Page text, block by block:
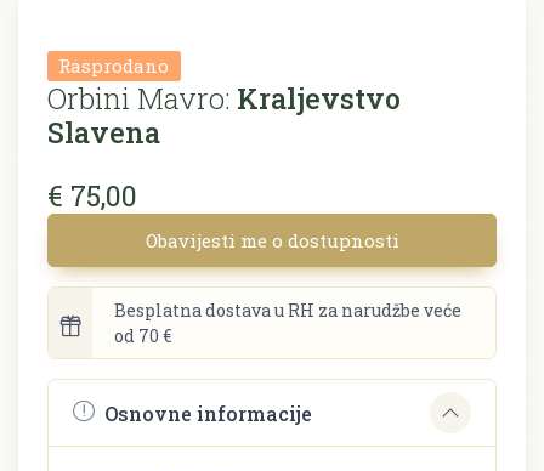
Rasprodano
Orbini Mavro: Kraljevstvo
Slavena
€ 75,00
Obavijesti me o dostupnosti
Besplatna dostava u RH za narudžbe veće
od 70 €
Osnovne informacije